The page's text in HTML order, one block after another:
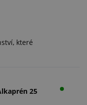
které
25